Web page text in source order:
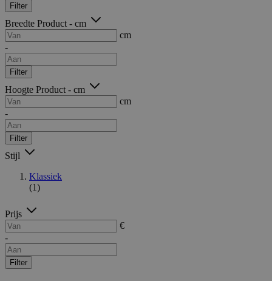
Filter
Breedte Product - cm
cm
-
Filter
Hoogte Product - cm
cm
-
Filter
Stijl
Klassiek
(1)
Prijs
€
-
Filter